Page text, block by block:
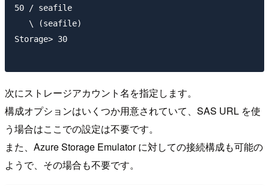
50 / seafile
   \ (seafile)
Storage> 30
次にストレージアカウント名を指定します。
構成オプションはいくつか用意されていて、SAS URL を使
う場合はここでの設定は不要です。
また、Azure Storage Emulator に対しての接続構成も可能の
ようで、その場合も不要です。